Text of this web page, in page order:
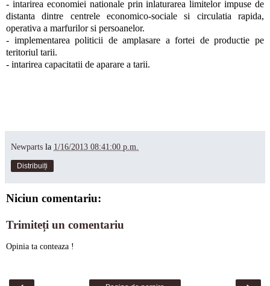
- intarirea economiei nationale prin inlaturarea limitelor impuse de
distanta dintre centrele economico-sociale si circulatia rapida,
operativa a marfurilor si persoanelor.
- implementarea politicii de amplasare a fortei de productie pe
teritoriul tarii.
- intarirea capacitatii de aparare a tarii.
Newparts la 1/16/2013 08:41:00 p.m.
Distribuiți
Niciun comentariu:
Trimiteți un comentariu
Opinia ta conteaza !